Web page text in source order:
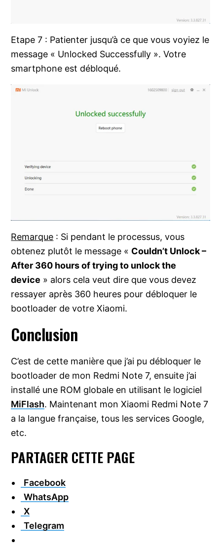
Etape 7 : Patienter jusqu’à ce que vous voyiez le
message « Unlocked Successfully ». Votre
smartphone est débloqué.
Remarque : Si pendant le processus, vous
obtenez plutôt le message « Couldn’t Unlock –
After 360 hours of trying to unlock the
device » alors cela veut dire que vous devez
ressayer après 360 heures pour débloquer le
bootloader de votre Xiaomi.
Conclusion
C’est de cette manière que j’ai pu débloquer le
bootloader de mon Redmi Note 7, ensuite j’ai
installé une ROM globale en utilisant le logiciel
MiFlash. Maintenant mon Xiaomi Redmi Note 7
a la langue française, tous les services Google,
etc.
PARTAGER CETTE PAGE
Facebook
WhatsApp
X
Telegram